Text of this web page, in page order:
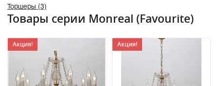
Торшеры (3)
Товары серии Monreal (Favourite)
Акция! Акция!